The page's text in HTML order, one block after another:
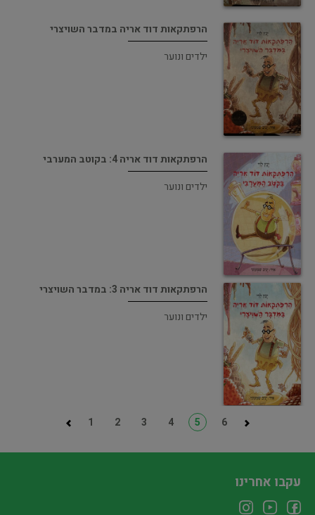
הרפתקאות דוד אריה במדבר השויצרי
ילדים ונוער
הרפתקאות דוד אריה 4: בקוטב המערבי
ילדים ונוער
הרפתקאות דוד אריה 3: במדבר השויצרי
ילדים ונוער
1 2 3 4 5 6
עקבו אחרינו